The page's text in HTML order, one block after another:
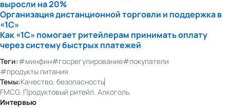
выросли на 20%
Организация дистанционной торговли и поддержка в
«1С»
Как «1С» помогает ритейлерам принимать оплату
через систему быстрых платежей
Теги:#минфин#госрегулирование#покупатели
#продукты питания
Темы:Качество, безопасность
FMCG. Продуктовый ритейл. Алкоголь
Интервью